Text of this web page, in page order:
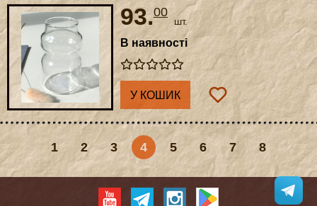
93.00
шт.
В наявності
У КОШИК
1 2 3 4 5 6 7 8